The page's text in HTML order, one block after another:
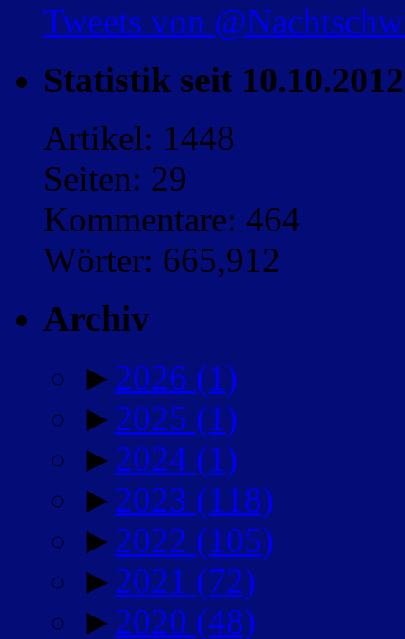
Tweets von
Statistik seit 10.10.2012
Artikel: 1448
Seiten: 29
Kommentare: 464
Wörter: 665,912
Archiv
► 2026 (1)
► 2025 (1)
► 2024 (1)
► 2023 (118)
► 2022 (105)
► 2021 (72)
► 2020 (48)